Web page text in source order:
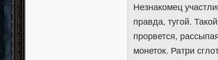
Незнакомец
правда, тугой.
прорвется,
монеток. Ратри